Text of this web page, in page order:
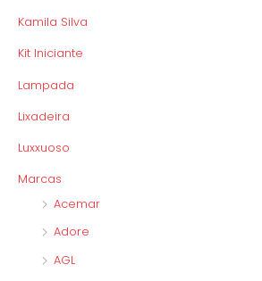
Kamila Silva
Kit Iniciante
Lampada
Lixadeira
Luxxuoso
Marcas
Acemar
Adore
AGL